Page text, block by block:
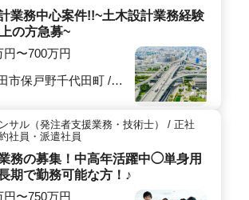
ぎがあるため、新しい職場でも安心して
を開始できます。 通勤や待遇も魅力
通勤が可能で駐車場の自己負担なし。
3.5ヶ月分）支給され、退職金制度も完
。福利厚生が充実しているため、安心し
整っています。子育て中のスタッフも活
様な働き方に対応しています。
業務中心案件!!~土木設計業務経験
の方急募~
円〜700万円
市保戸野千代田町 /
サル（発注者支援業務・技術士） / 正社
社員・派遣社員
務の募集！中高年活躍中◯単身用
期で勤務可能な方！♪
円〜750万円